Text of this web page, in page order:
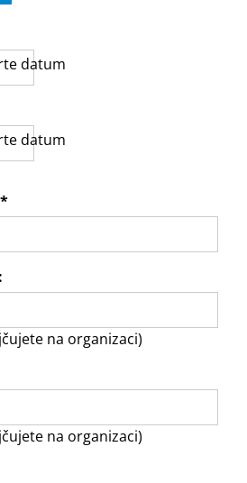
*
na organizaci)
na organizaci)